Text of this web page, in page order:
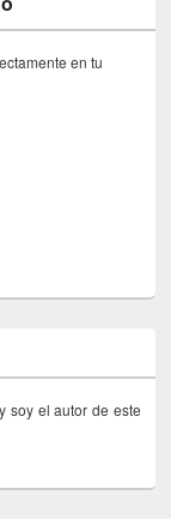
en tu
soy el autor de este